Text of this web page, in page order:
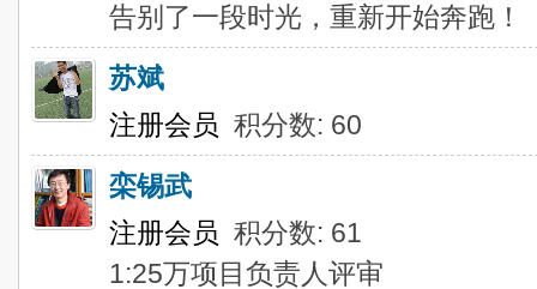
告别了一段时光，重新开始奔跑！
苏斌
注册会员 积分数: 60
栾锡武
注册会员 积分数: 61
1:25万项目负责人评审